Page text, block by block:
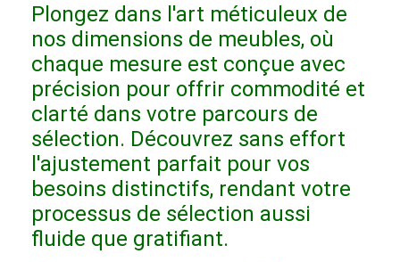
Causez Maintenant
Meubles d'hôtel
Meubles de maison
Meubles pour appartements
Meubles de clubs commerciaux
Plongez dans l'art méticuleux de
nos dimensions de meubles, où
chaque mesure est conçue avec
précision pour offrir commodité et
clarté dans votre parcours de
sélection. Découvrez sans effort
l'ajustement parfait pour vos
besoins distinctifs, rendant votre
processus de sélection aussi
fluide que gratifiant.